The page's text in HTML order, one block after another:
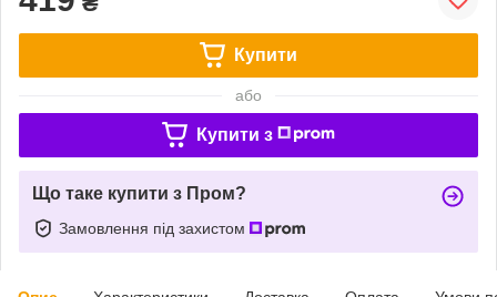
Купити
або
Купити з
Що таке купити з Пром?
Замовлення під захистом